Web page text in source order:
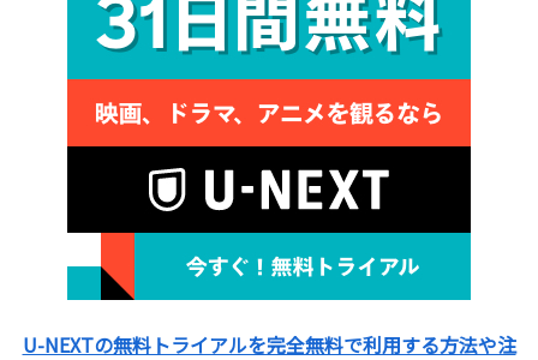
U-NEXTの無料トライアルを完全無料で利用する方法や注